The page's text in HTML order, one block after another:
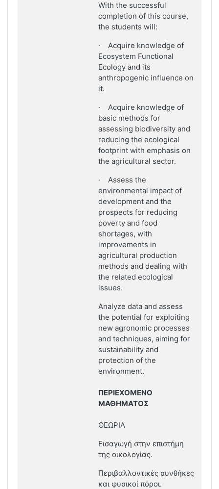
With the successful
completion of this course,
the students will:
· Acquire knowledge of
Ecosystem Functional
Ecology and its
anthropogenic influence on
it.
· Acquire knowledge of
basic methods for
assessing biodiversity and
reducing the ecological
footprint with emphasis on
the agricultural sector.
· Assess the
environmental impact of
development and the
prospects for reducing
poverty and food
shortages, with
improvements in
agricultural production
methods and dealing with
the related ecological
issues.
Analyze data and assess
the potential for exploiting
new agronomic processes
and techniques, aiming for
sustainability and
protection of the
environment.
ΠΕΡΙΕΧΟΜΕΝΟ
ΜΑΘΗΜΑΤΟΣ
ΘΕΩΡΙΑ
Εισαγωγή στην επιστήμη
της οικολογίας.
Περιβαλλοντικές συνθήκες
και φυσικοί πόροι.